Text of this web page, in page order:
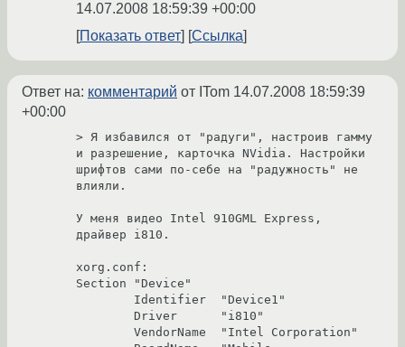
14.07.2008 18:59:39 +00:00
Показать ответ
Ссылка
Ответ на: комментарий от ITom 14.07.2008 18:59:39
+00:00
> Я избавился от "радуги", настроив гамму
и разрешение, карточка NVidia. Настройки
шрифтов сами по-себе на "радужность" не
влияли.
У меня видео Intel 910GML Express,
драйвер i810.
xorg.conf:
Section "Device"